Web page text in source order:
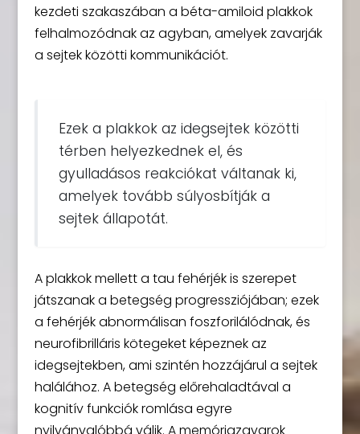
kezdeti szakaszában a béta-amiloid plakkok
felhalmozódnak az agyban, amelyek zavarják
a sejtek közötti kommunikációt.
Ezek a plakkok az idegsejtek közötti
térben helyezkednek el, és
gyulladásos reakciókat váltanak ki,
amelyek tovább súlyosbítják a
sejtek állapotát.
A plakkok mellett a tau fehérjék is szerepet
játszanak a betegség progressziójában; ezek
a fehérjék abnormálisan foszforilálódnak, és
neurofibrilláris kötegeket képeznek az
idegsejtekben, ami szintén hozzájárul a sejtek
halálához. A betegség előrehaladtával a
kognitív funkciók romlása egyre